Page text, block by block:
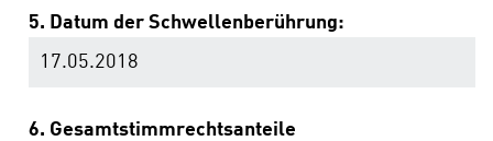
5. Datum der Schwellenberührung:
17.05.2018
6. Gesamtstimmrechtsanteile